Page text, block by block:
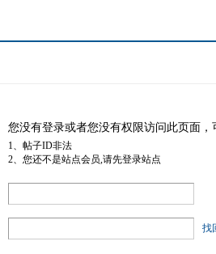
您没有登录或者您没有权限访问此页面
1、帖子ID非法
2、您还不是站点会员,请先登录站点
找